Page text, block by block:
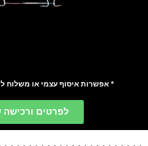
* אפשרות איסוף עצמי או משלוח לכל
לפרטים